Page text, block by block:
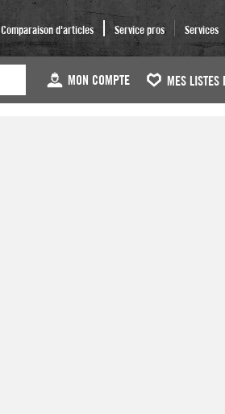
Comparaison d'articles Service pros Services
MON COMPTE MES LISTES